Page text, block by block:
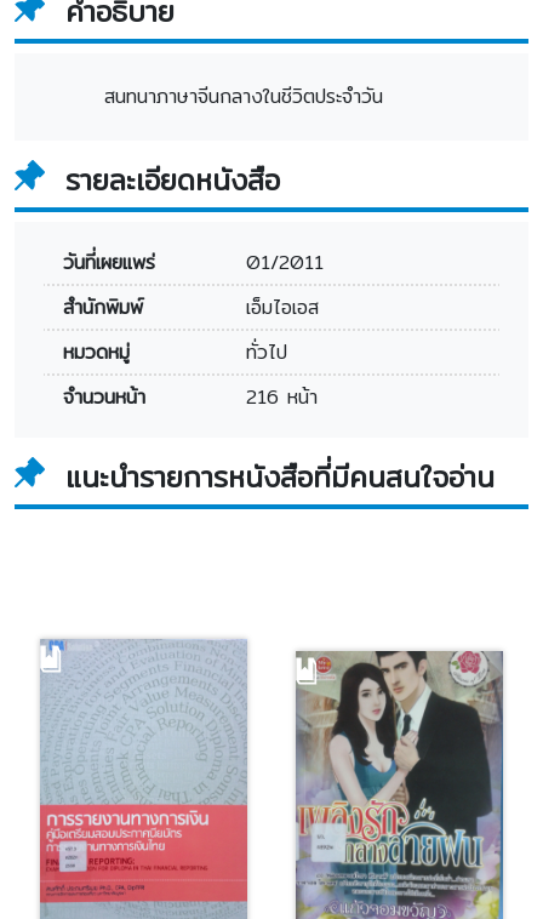
คำอธิบาย
สนทนาภาษาจีนกลางในชีวิตประจำวัน
รายละเอียดหนังสือ
วันที่เผยแพร่
01/2011
สำนักพิมพ์
เอ็มไอเอส
หมวดหมู่
ทั่วไป
จำนวนหน้า
216 หน้า
แนะนำรายการหนังสือที่มีคนสนใจอ่าน